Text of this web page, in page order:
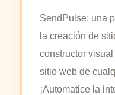
SendPulse: una
la creación de
constructor
sitio web de
¡Automatice la